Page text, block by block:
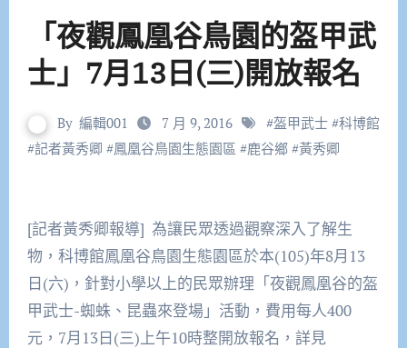
「夜觀鳳凰谷鳥園的盔甲武
士」7月13日(三)開放報名
By 編輯001 7 月 9, 2016 #盔甲武士 #科博館
#記者黃秀卿 #鳳凰谷鳥園生態園區 #鹿谷鄉#黃秀卿
[記者黃秀卿報導] 為讓民眾透過觀察深入了解生
物，科博館鳳凰谷鳥園生態園區於本(105)年8月13
日(六)，針對小學以上的民眾辦理「夜觀鳳凰谷的盔
甲武士-蜘蛛、昆蟲來登場」活動，費用每人400
元，7月13日(三)上午10時整開放報名，詳見